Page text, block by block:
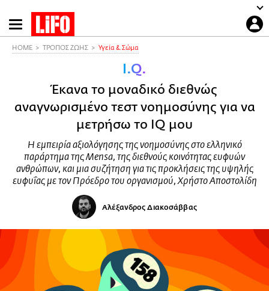
Παράκαμψη
προς
HOME ΤΡΟΠΟΣ ΖΩΗΣ Υγεία & Σώμα
I.Q.
Έκανα το μοναδικό διεθνώς
αναγνωρισμένο τεστ νοημοσύνης για να
μετρήσω το IQ μου
Η εμπειρία αξιολόγησης της νοημοσύνης στο ελληνικό
παράρτημα της Mensa, της διεθνούς κοινότητας ευφυών
ανθρώπων, και μια συζήτηση για τις προκλήσεις της υψηλής
ευφυΐας με τον Πρόεδρο του οργανισμού, Χρήστο Αποστολίδη
Αλέξανδρος Διακοσάββας